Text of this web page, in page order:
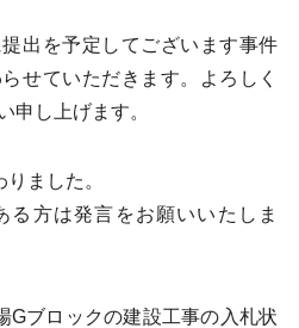
出を予定してございます事件
せていただきます。よろしく
申し上げます。
ました。
方は発言をお願いいたしま
ブロックの建設工事の入札状